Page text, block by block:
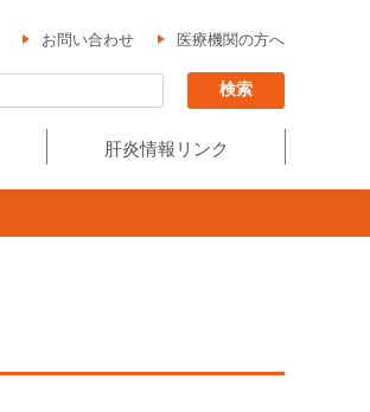
お問い合わせ 医療機関の方へ
肝炎情報リンク